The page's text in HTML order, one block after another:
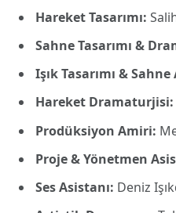
Hareket Tasarımı:
Sahne Tasarımı &
Işık Tasarımı &
Hareket Dramaturjisi:
Prodüksiyon Amiri:
Proje & Yönetmen
Ses Asistanı: Deniz